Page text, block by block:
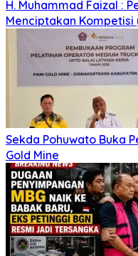
H. Muhammad Faizal :
Menciptakan
Sekda Pohuwato Buka
Gold Mine